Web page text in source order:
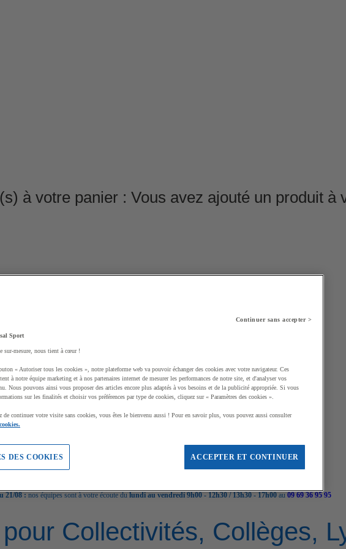
à votre panier : Vous avez ajouté un produit à
21/08 : nos équipes sont à votre écoute du lundi au vendredi 9h00 - 12h30 / 13h30 - 17h00 au 09 69 36 95 95
Collectivités, Collèges,
Continuer sans accepter >
Sport
sur-mesure, nous tient à cœur !
« Autoriser tous les cookies », notre plateforme web va pouvoir échanger des cookies avec votre navigateur. Ces
à notre équipe marketing et à nos partenaires internet de mesurer les performances de notre site, et d'analyser vos
Nous pouvons ainsi vous proposer des articles encore plus adaptés à vos besoins et de la publicité appropriée. Si vous
sur les finalités et choisir vos préférences par type de cookies, cliquez sur « Paramètres des cookies ».
de continuer votre visite sans cookies, vous êtes le bienvenu aussi ! Pour en savoir plus, vous pouvez aussi consulter
ACCEPTER ET CONTINUER
DES COOKIES